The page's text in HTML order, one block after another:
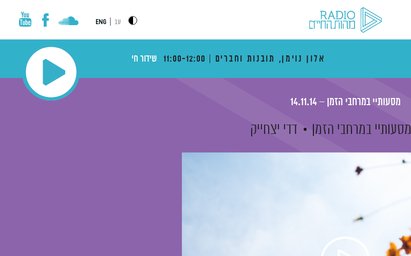
עב ENG
אלון נוימן, תובנות וחברים 11:00-12:00 שידור חי
מסעותיי במרחבי הזמן – 14.11.14
מסעותיי במרחבי הזמן דדי יצחייק